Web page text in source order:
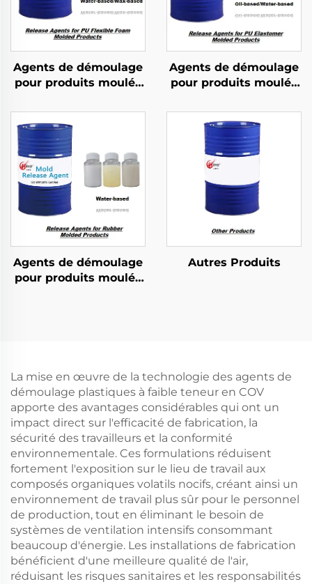
Agents de démoulage
pour produits moulés
Agents de démoulage
pour produits moulés
Agents de démoulage
pour produits moulés
Autres Produits
La mise en œuvre de la technologie des agents de
démoulage plastiques à faible teneur en COV
apporte des avantages considérables qui ont un
impact direct sur l'efficacité de fabrication, la
sécurité des travailleurs et la conformité
environnementale. Ces formulations réduisent
fortement l'exposition sur le lieu de travail aux
composés organiques volatils nocifs, créant ainsi un
environnement de travail plus sûr pour le personnel
de production, tout en éliminant le besoin de
systèmes de ventilation intensifs consommant
beaucoup d'énergie. Les installations de fabrication
bénéficient d'une meilleure qualité de l'air,
réduisant les risques sanitaires et les responsabilités